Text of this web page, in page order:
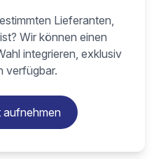
Lieferanten,
Wir können einen
integrieren, exklusiv
verfügbar.
aufnehmen